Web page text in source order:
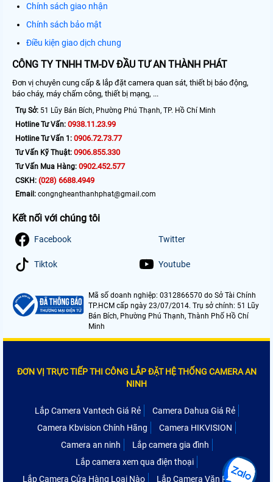
Chính sách giao nhận
Chính sách bảo mật
Điều kiện giao dịch chung
CÔNG TY TNHH TM-DV ĐẦU TƯ AN THÀNH PHÁT
Đơn vị chuyên cung cấp & lắp đặt camera quan sát, thiết bị báo động,
báo cháy, máy chấm công, thiết bị mạng, ...
Trụ Sở: 51 Lũy Bán Bích, Phường Phú Thạnh, TP. Hồ Chí Minh
Hotline Tư Vấn: 0938.11.23.99
Hotline Tư Vấn 1: 0906.72.73.77
Tư Vấn Kỹ Thuật: 0906.855.330
Tư Vấn Mua Hàng: 0902.452.577
CSKH: (028) 6688.4949
Email: congngheanthanhphat@gmail.com
Kết nối với chúng tôi
Facebook Twitter
Tiktok Youtube
Mã số doanh nghiệp: 0312866570 do Sở Tài Chính
TP.HCM cấp ngày 23/07/2014. Trụ sở chính: 51 Lũy
Bán Bích, Phường Phú Thạnh, Thành Phố Hồ Chí
Minh
ĐƠN VỊ TRỰC TIẾP THI CÔNG LẮP ĐẶT HỆ THỐNG CAMERA AN
NINH
Lắp Camera Vantech Giá Rẻ
Camera Dahua Giá Rẻ
Camera Kbvision Chính Hãng
Camera HIKVISION
Camera an ninh
Lắp camera gia đình
Lắp camera xem qua điện thoại
Lắp Camera Cửa Hàng Loại Nào
Lắp Camera Văn Phòng